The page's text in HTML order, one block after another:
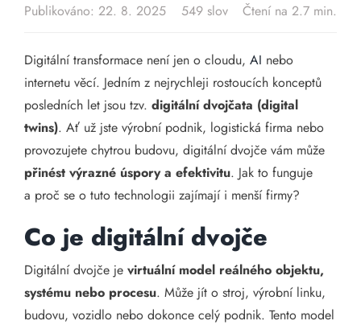
Publikováno: 22. 8. 2025 549 slov Čtení na 2.7 min.
Digitální transformace není jen o cloudu, AI nebo
internetu věcí. Jedním z nejrychleji rostoucích konceptů
posledních let jsou tzv. digitální dvojčata (digital
twins). Ať už jste výrobní podnik, logistická firma nebo
provozujete chytrou budovu, digitální dvojče vám může
přinést výrazné úspory a efektivitu. Jak to funguje
a proč se o tuto technologii zajímají i menší firmy?
Co je digitální dvojče
Digitální dvojče je virtuální model reálného objektu,
systému nebo procesu. Může jít o stroj, výrobní linku,
budovu, vozidlo nebo dokonce celý podnik. Tento model